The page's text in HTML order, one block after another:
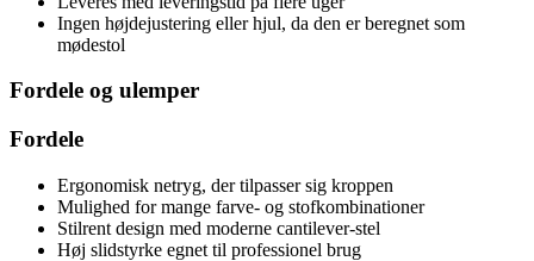
Ingen højdejustering eller hjul, da den er beregnet som
mødestol
Fordele og ulemper
Fordele
Ergonomisk netryg, der tilpasser sig kroppen
Mulighed for mange farve- og stofkombinationer
Stilrent design med moderne cantilever-stel
Høj slidstyrke egnet til professionel brug